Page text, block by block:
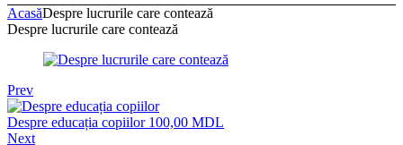
AcasăDespre lucrurile care contează
Despre lucrurile care contează
Prev
Despre educația copiilor 100,00 MDL
Next